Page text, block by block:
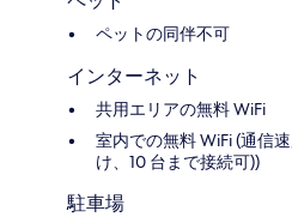
ペットの同伴不可
インターネット
共用エリアの無料 WiFi
室内での無料 WiFi (通信
け、10 台まで接続可))
駐車場